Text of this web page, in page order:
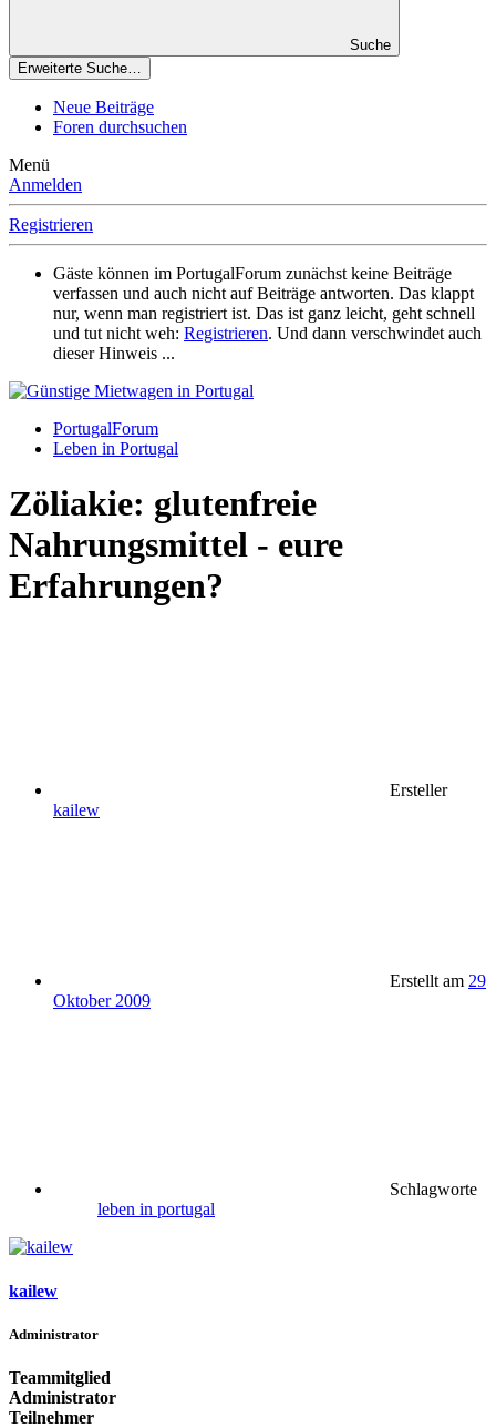
Suche
Erweiterte Suche…
Neue Beiträge
Foren durchsuchen
Menü
Anmelden
Registrieren
Gäste können im PortugalForum zunächst keine Beiträge
verfassen und auch nicht auf Beiträge antworten. Das klappt
nur, wenn man registriert ist. Das ist ganz leicht, geht schnell
und tut nicht weh: Registrieren. Und dann verschwindet auch
dieser Hinweis ...
PortugalForum
Leben in Portugal
Zöliakie: glutenfreie
Nahrungsmittel - eure
Erfahrungen?
Ersteller
kailew
Erstellt am 29
Oktober 2009
Schlagworte
leben in portugal
kailew
Administrator
Teammitglied
Administrator
Teilnehmer